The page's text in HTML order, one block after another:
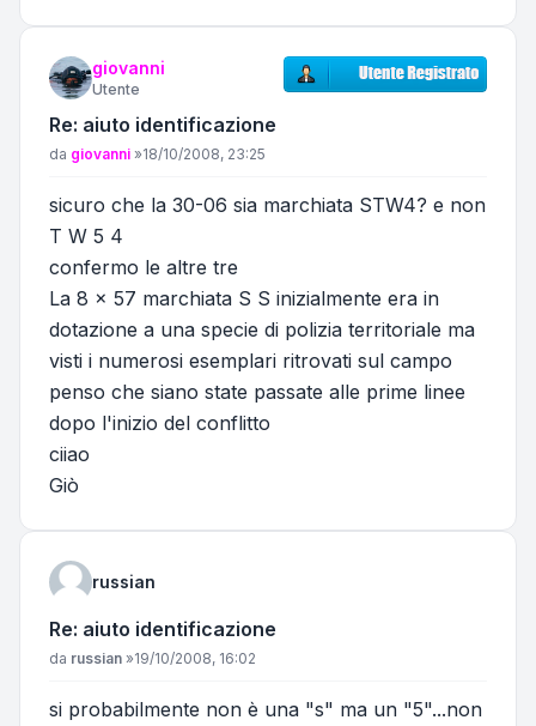
giovanni
Utente
Re: aiuto identificazione
Messaggio
da giovanni »18/10/2008, 23:25
sicuro che la 30-06 sia marchiata STW4? e non
T W 5 4
confermo le altre tre
La 8 x 57 marchiata S S inizialmente era in
dotazione a una specie di polizia territoriale ma
visti i numerosi esemplari ritrovati sul campo
penso che siano state passate alle prime linee
dopo l'inizio del conflitto
ciiao
Giò
russian
Re: aiuto identificazione
Messaggio
da russian »19/10/2008, 16:02
si probabilmente non è una "s" ma un "5"...non